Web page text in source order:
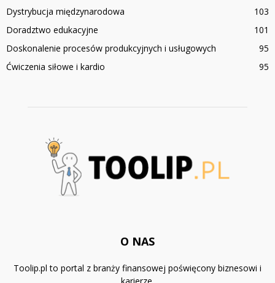
Dystrybucja międzynarodowa
103
Doradztwo edukacyjne
101
Doskonalenie procesów produkcyjnych i usługowych
95
Ćwiczenia siłowe i kardio
95
O NAS
Toolip.pl to portal z branży finansowej poświęcony biznesowi i